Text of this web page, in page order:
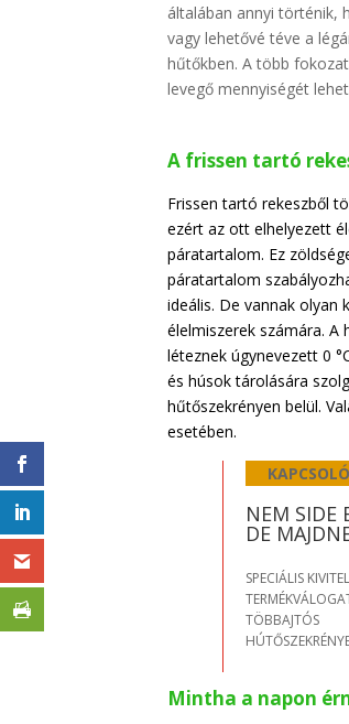
általában annyi történik,
vagy lehetővé téve a
hűtőkben. A több
levegő mennyiségét
A frissen tartó
Frissen tartó rekeszből
ezért az ott elhelyezett
páratartalom. Ez
páratartalom
ideális. De vannak olyan
élelmiszerek számára. A
léteznek úgynevezett 0
és húsok tárolására
hűtőszekrényen belül.
esetében.
NEM SIDE
DE
SPECIÁLIS
TÖBBAJTÓS
Mintha a napon